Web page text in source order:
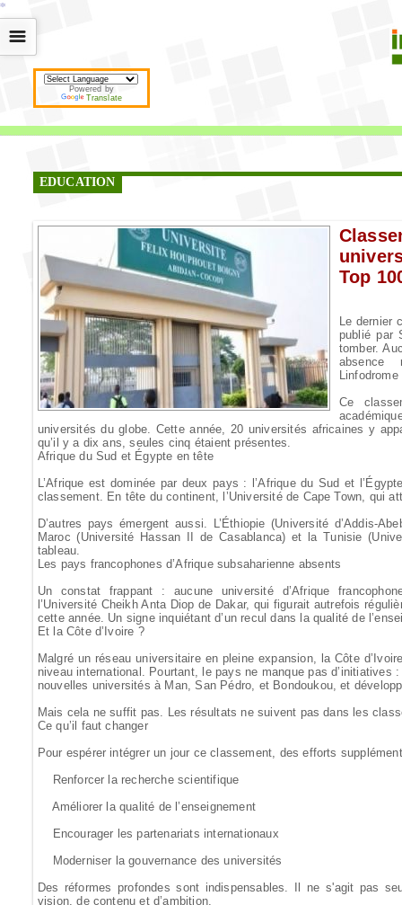
*
*
*
*
*
*
*
*
*
*
*
*
*
*
*
*
*
*
*
*
*
*
*
*
*
*
*
*
*
*
*
*
*
*
*
*
Powered by
Translate
☰
EDUCATION
Top
Le
publié par
tomber.
absence
Ce
universités du globe. Cette année, 20 universités africaines y
qu’il y a dix ans, seules cinq étaient présentes.
Afrique du Sud et Égypte en tête
L’Afrique est dominée par deux pays : l’Afrique du Sud et
classement. En tête du continent, l’Université de Cape Town, qui
D’autres pays émergent aussi. L’Éthiopie (Université d’Addis-
Maroc (Université Hassan II de Casablanca) et la Tunisie
tableau.
Les pays francophones d’Afrique subsaharienne absents
Un constat frappant : aucune université d’Afrique
l’Université Cheikh Anta Diop de Dakar, qui figurait autrefois
cette année. Un signe inquiétant d’un recul dans la qualité de
Et la Côte d’Ivoire ?
Malgré un réseau universitaire en pleine expansion, la Côte
niveau international. Pourtant, le pays ne manque pas d’initiatives
nouvelles universités à Man, San Pédro, et Bondoukou, et
Mais cela ne suffit pas. Les résultats ne suivent pas dans les
Ce qu’il faut changer
Pour espérer intégrer un jour ce classement, des efforts
Renforcer la recherche scientifique
Améliorer la qualité de l’enseignement
Encourager les partenariats internationaux
Moderniser la gouvernance des universités
Des réformes profondes sont indispensables. Il ne s'agit pas
vision, de contenu et d’ambition.